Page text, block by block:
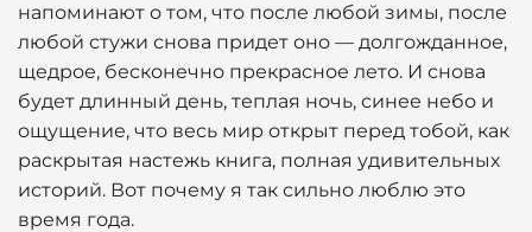
напоминают о том, что после любой зимы, после
любой стужи снова придет оно — долгожданное,
щедрое, бесконечно прекрасное лето. И снова
будет длинный день, теплая ночь, синее небо и
ощущение, что весь мир открыт перед тобой, как
раскрытая настежь книга, полная удивительных
историй. Вот почему я так сильно люблю это
время года.